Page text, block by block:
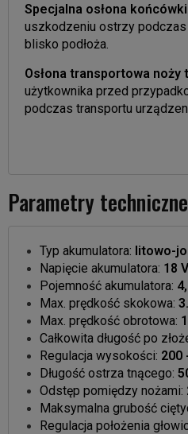
Specjalna osłona
uszkodzeniu ostrzy
blisko podłoża.
Osłona transportowa noży
użytkownika przed
podczas transportu
Parametry techniczne
Typ akumulatora: litowo-
Napięcie akumulatora: 18 V
Pojemność akumulatora:
Max. prędkość skokowa:
Max. prędkość obrotowa:
Całkowita długość po
Regulacja wysokości: 200
Długość ostrza tnącego:
Odstęp pomiędzy nożami:
Maksymalna grubość
Regulacja położenia